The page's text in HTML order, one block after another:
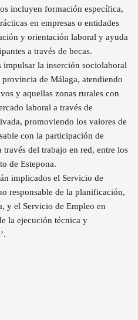
incluyen formación específica,
en empresas o entidades
y orientación laboral y ayuda
a través de becas.
impulsar la inserción sociolaboral
provincia de Málaga, atendiendo
y aquellas zonas rurales con
laboral a través de
promoviendo los valores de
con la participación de
través del trabajo en red, entre los
de Estepona.
implicados el Servicio de
responsable de la planificación,
y el Servicio de Empleo en
la ejecución técnica y